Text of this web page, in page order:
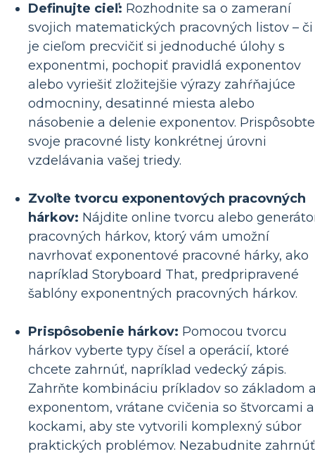
Definujte cieľ: Rozhodnite sa o zameraní
svojich matematických pracovných listov – či
je cieľom precvičiť si jednoduché úlohy s
exponentmi, pochopiť pravidlá exponentov
alebo vyriešiť zložitejšie výrazy zahŕňajúce
odmocniny, desatinné miesta alebo
násobenie a delenie exponentov. Prispôsobte
svoje pracovné listy konkrétnej úrovni
vzdelávania vašej triedy.
Zvoľte tvorcu exponentových pracovných
hárkov: Nájdite online tvorcu alebo
pracovných hárkov, ktorý vám umožní
navrhovať exponentové pracovné hárky, ako
napríklad Storyboard That, predpripravené
šablóny exponentných pracovných hárkov.
Prispôsobenie hárkov: Pomocou tvorcu
hárkov vyberte typy čísel a operácií, ktoré
chcete zahrnúť, napríklad vedecký zápis.
Zahrňte kombináciu príkladov so základom
exponentom, vrátane cvičenia so štvorcami a
kockami, aby ste vytvorili komplexný súbor
praktických problémov. Nezabudnite zahrnúť